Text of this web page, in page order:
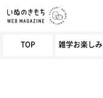
TOP 雑学お楽しみ